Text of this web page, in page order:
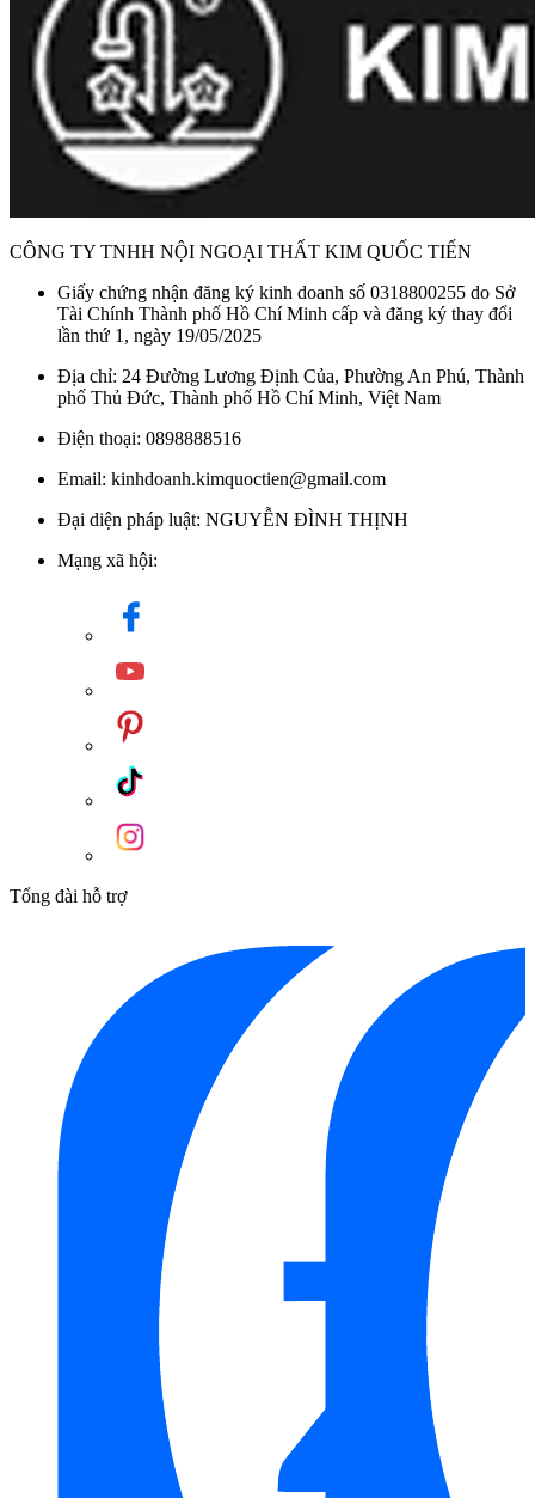
CÔNG TY TNHH NỘI NGOẠI THẤT KIM QUỐC TIẾN
Giấy chứng nhận đăng ký kinh doanh số 0318800255 do Sở
Tài Chính Thành phố Hồ Chí Minh cấp và đăng ký thay đổi
lần thứ 1, ngày 19/05/2025
Địa chỉ: 24 Đường Lương Định Của, Phường An Phú, Thành
phố Thủ Đức, Thành phố Hồ Chí Minh, Việt Nam
Điện thoại: 0898888516
Email: kinhdoanh.kimquoctien@gmail.com
Đại diện pháp luật: NGUYỄN ĐÌNH THỊNH
Mạng xã hội:
Tổng đài hỗ trợ